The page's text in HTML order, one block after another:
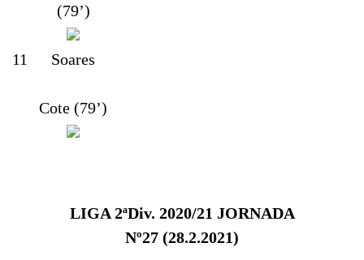
(79’)
11 Soares
Cote (79’)
LIGA 2ªDiv. 2020/21 JORNADA
Nº27 (28.2.2021)